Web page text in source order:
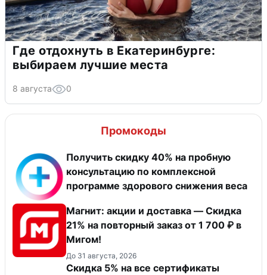
Где отдохнуть в Екатеринбурге:
выбираем лучшие места
8 августа 0
Промокоды
Получить скидку 40% на пробную
консультацию по комплексной
программе здорового снижения веса
Магнит: акции и доставка — Скидка
21% на повторный заказ от 1 700 ₽ в
Мигом!
До 31 августа, 2026
Скидка 5% на все сертификаты